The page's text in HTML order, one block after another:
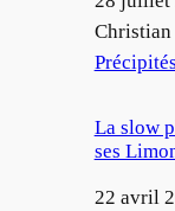
Auteur
Par
Précipités
La slow
ses
Date
22 avril